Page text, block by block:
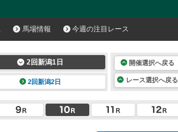
馬場情報 今週の注目レース
2回新潟1日
2回新潟2日
開催選択へ戻る
レース選択へ戻る